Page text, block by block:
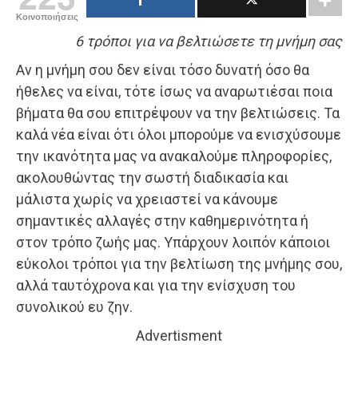
Κοινοποιήσεις
6 τρόποι για να βελτιώσετε τη μνήμη σας
Αν η μνήμη σου δεν είναι τόσο δυνατή όσο θα
ήθελες να είναι, τότε ίσως να αναρωτιέσαι ποια
βήματα θα σου επιτρέψουν να την βελτιώσεις. Τα
καλά νέα είναι ότι όλοι μπορούμε να ενισχύσουμε
την ικανότητα μας να ανακαλούμε πληροφορίες,
ακολουθώντας την σωστή διαδικασία και
μάλιστα χωρίς να χρειαστεί να κάνουμε
σημαντικές αλλαγές στην καθημερινότητα ή
στον τρόπο ζωής μας. Υπάρχουν λοιπόν κάποιοι
εύκολοι τρόποι για την βελτίωση της μνήμης σου,
αλλά ταυτόχρονα και για την ενίσχυση του
συνολικού ευ ζην.
Advertisment